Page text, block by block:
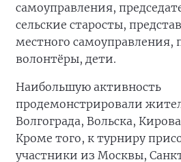
самоуправления,
сельские старосты,
местного
волонтёры, дети.
Наибольшую активность
продемонстрировали
Волгограда, Вольска,
Кроме того, к турниру
участники из Москвы,